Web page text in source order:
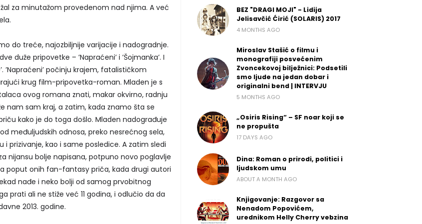
za minutažom provedenom nad njima. A već
do treće, najozbiljnije varijacije i nadogradnje.
duže pripovetke – ’Napraćeni’ i ’Šojmanka’. I
’Napraćeni’ počinju krajem, fatalističkom
krug film-pripovetka-roman. Mladen je s
ovog romana znati, makar okvirno, radnju
nam sam kraj, a zatim, kada znamo šta se
kako je do toga došlo. Mladen nadograđuje
međuljudskih odnosa, preko nesrećnog sela,
i prizivanje, kao i same posledice. A zatim sledi
nijansu bolje napisana, potpuno novo poglavlje
poput onih fan-fantasy priča, kada drugi autori
nađe i neko bolji od samog prvobitnog
prati ali ne stiže već 11 godina, i odlučio da da
2013. godine.
BEZ "DRAGI MOJI" - Lidija
Jelisavčić Ćirić (SOLARIS) 2017
4 MONTHS AGO
Miroslav Stašić o filmu i
monografiji posvećenim
Zvoncekovoj bilježnici: Podsetili
smo ljude na jedan dobar i
originalni bend | INTERVJU
5 MONTHS AGO
„Osiris Rising“ – SF noar koji se
ne propušta
17 DAYS AGO
Dina: Roman o prirodi, politici i
ljudskom umu
ABOUT A MONTH AGO
Knjigovanje: Razgovor sa
Nenadom Popovićem,
urednikom Helly Cherry vebzina